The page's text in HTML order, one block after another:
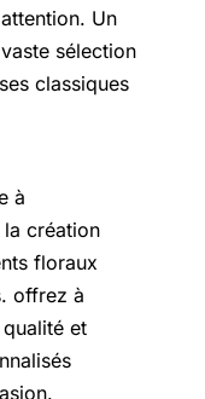
Un
sélection
classiques